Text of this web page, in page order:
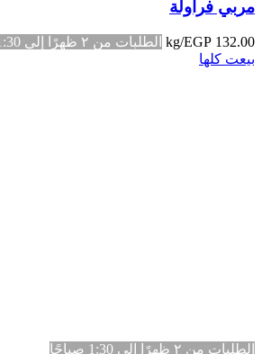
مربي فراولة
EGP 132.00
/kg
الطلبات من ٢ ظهرًا إلى 1:30 صباحًا
بيعت كلها
الطلبات من ٢ ظهرًا إلى 1:30 صباحًا